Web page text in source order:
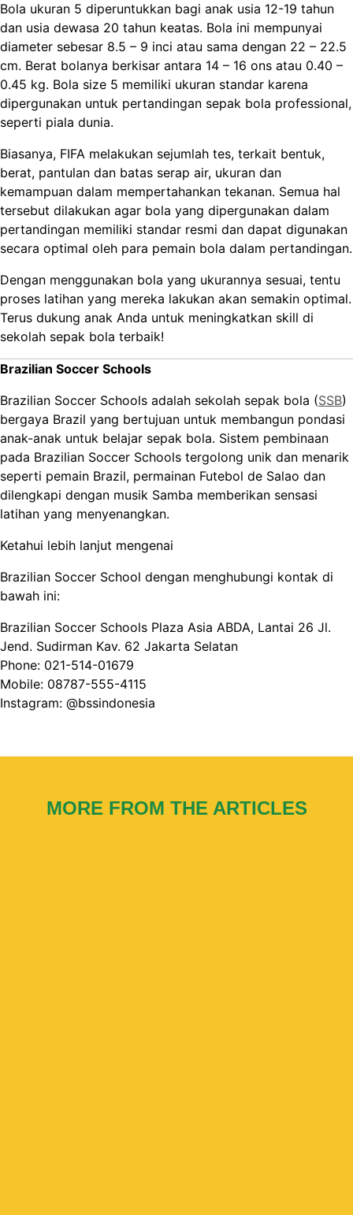
Bola ukuran 5 diperuntukkan bagi anak usia 12-19 tahun
dan usia dewasa 20 tahun keatas. Bola ini mempunyai
diameter sebesar 8.5 – 9 inci atau sama dengan 22 – 22.5
cm. Berat bolanya berkisar antara 14 – 16 ons atau 0.40 –
0.45 kg. Bola size 5 memiliki ukuran standar karena
dipergunakan untuk pertandingan sepak bola professional,
seperti piala dunia.
Biasanya, FIFA melakukan sejumlah tes, terkait bentuk,
berat, pantulan dan batas serap air, ukuran dan
kemampuan dalam mempertahankan tekanan. Semua hal
tersebut dilakukan agar bola yang dipergunakan dalam
pertandingan memiliki standar resmi dan dapat digunakan
secara optimal oleh para pemain bola dalam pertandingan.
Dengan menggunakan bola yang ukurannya sesuai, tentu
proses latihan yang mereka lakukan akan semakin optimal.
Terus dukung anak Anda untuk meningkatkan skill di
sekolah sepak bola terbaik!
Brazilian Soccer Schools
Brazilian Soccer Schools adalah sekolah sepak bola (SSB)
bergaya Brazil yang bertujuan untuk membangun pondasi
anak-anak untuk belajar sepak bola. Sistem pembinaan
pada Brazilian Soccer Schools tergolong unik dan menarik
seperti pemain Brazil, permainan Futebol de Salao dan
dilengkapi dengan musik Samba memberikan sensasi
latihan yang menyenangkan.
Ketahui lebih lanjut mengenai
Brazilian Soccer School dengan menghubungi kontak di
bawah ini:
Brazilian Soccer Schools Plaza Asia ABDA, Lantai 26 Jl.
Jend. Sudirman Kav. 62 Jakarta Selatan
Phone: 021-514-01679
Mobile: 08787-555-4115
Instagram: @bssindonesia
MORE FROM THE ARTICLES